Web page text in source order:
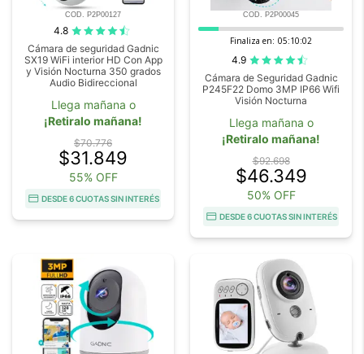
COD. P2P00127
4.8
Cámara de seguridad Gadnic
SX19 WiFi interior HD Con App
y Visión Nocturna 350 grados
Audio Bidireccional
Llega mañana o
¡Retiralo mañana!
$70.776
$31.849
55% OFF
DESDE 6 CUOTAS SIN INTERÉS
COD. P2P00045
Finaliza en: 05:10:00
4.9
Cámara de Seguridad Gadnic
P245F22 Domo 3MP IP66 Wifi
Visión Nocturna
Llega mañana o
¡Retiralo mañana!
$92.698
$46.349
50% OFF
DESDE 6 CUOTAS SIN INTERÉS